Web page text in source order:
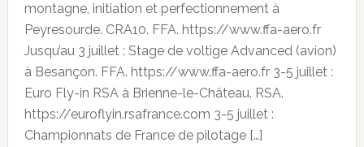
montagne, initiation et perfectionnement à
Peyresourde. CRA10. FFA. https://www.ffa-aero.fr
Jusqu’au 3 juillet : Stage de voltige Advanced (avion)
à Besançon. FFA. https://www.ffa-aero.fr 3-5 juillet :
Euro Fly-in RSA à Brienne-le-Château. RSA.
https://euroflyin.rsafrance.com 3-5 juillet :
Championnats de France de pilotage […]